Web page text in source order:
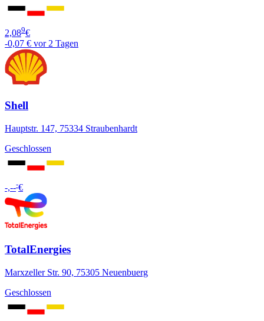
2,089€
-0,07 € vor 2 Tagen
Shell
Hauptstr. 147, 75334 Straubenhardt
Geschlossen
-,---€
TotalEnergies
Marxzeller Str. 90, 75305 Neuenbuerg
Geschlossen